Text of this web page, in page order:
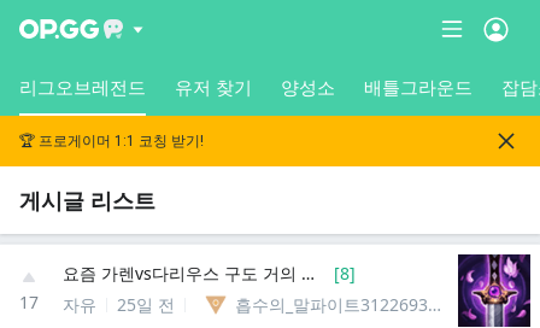
리그오브레전드 유저 찾기 양성소 배틀그라운드 잡
🏆 프로게이머 1:1 코칭 받기!
게시글 리스트
17
요즘 가렌vs다리우스 구도 거의 반반인 듯 [8]
자유
25일 전 흡수의_말파이트312269367806